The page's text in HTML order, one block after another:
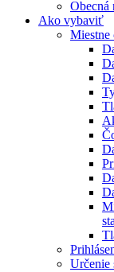
Obecná
Ako vybaviť
Miestne
Určenie